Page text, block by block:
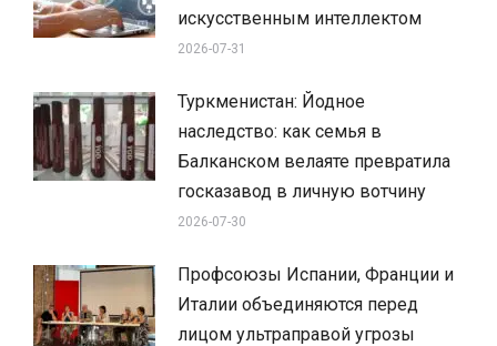
искусственным интеллектом
2026-07-31
Туркменистан: Йодное
наследство: как семья в
Балканском велаяте превратила
госказавод в личную вотчину
2026-07-30
Профсоюзы Испании, Франции и
Италии объединяются перед
лицом ультраправой угрозы